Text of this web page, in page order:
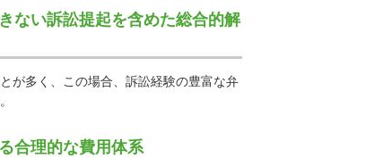
ない訴訟提起を含めた総合的解
が多く、この場合、訴訟経験の豊富な弁
合理的な費用体系